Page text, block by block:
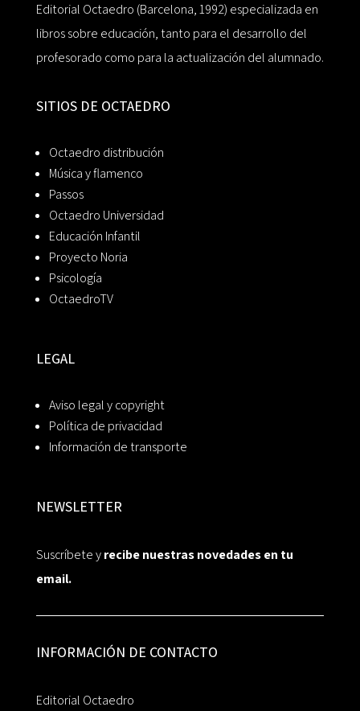
Editorial Octaedro (Barcelona, 1992) especializada en
libros sobre educación, tanto para el desarrollo del
profesorado como para la actualización del alumnado.
SITIOS DE OCTAEDRO
Octaedro distribución
Música y flamenco
Passos
Octaedro Universidad
Educación Infantil
Proyecto Noria
Psicología
OctaedroTV
LEGAL
Aviso legal y copyright
Política de privacidad
Información de transporte
NEWSLETTER
Suscríbete yrecibe nuestras novedades en tu
email.
INFORMACIÓN DE CONTACTO
Editorial Octaedro